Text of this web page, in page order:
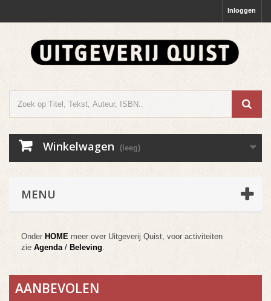
Inloggen
Winkelwagen (leeg)
MENU
Onder HOME meer over Uitgeverij Quist, voor activiteiten
zie Agenda/ Beleving.
AANBEVOLEN